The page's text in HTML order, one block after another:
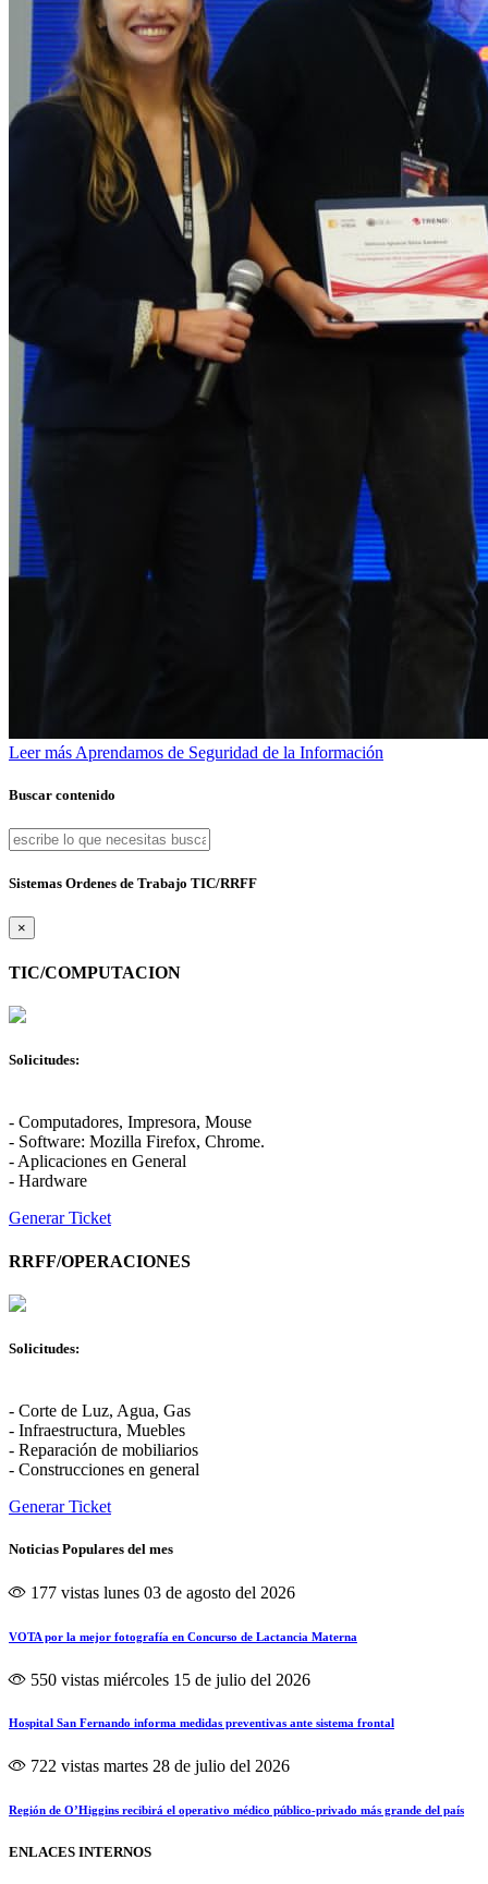
Leer más Aprendamos de Seguridad de la Información
Buscar contenido
Sistemas Ordenes de Trabajo TIC/RRFF
×
TIC/COMPUTACION
Solicitudes:
- Computadores, Impresora, Mouse
- Software: Mozilla Firefox, Chrome.
- Aplicaciones en General
- Hardware
Generar Ticket
RRFF/OPERACIONES
Solicitudes:
- Corte de Luz, Agua, Gas
- Infraestructura, Muebles
- Reparación de mobiliarios
- Construcciones en general
Generar Ticket
Noticias Populares del mes
177 vistas lunes 03 de agosto del 2026
VOTA por la mejor fotografía en Concurso de Lactancia Materna
550 vistas miércoles 15 de julio del 2026
Hospital San Fernando informa medidas preventivas ante sistema frontal
722 vistas martes 28 de julio del 2026
Región de O’Higgins recibirá el operativo médico público-privado más grande del país
ENLACES INTERNOS